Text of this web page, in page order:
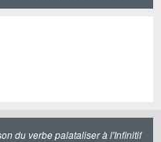
du verbe palataliser à l'Infinitif